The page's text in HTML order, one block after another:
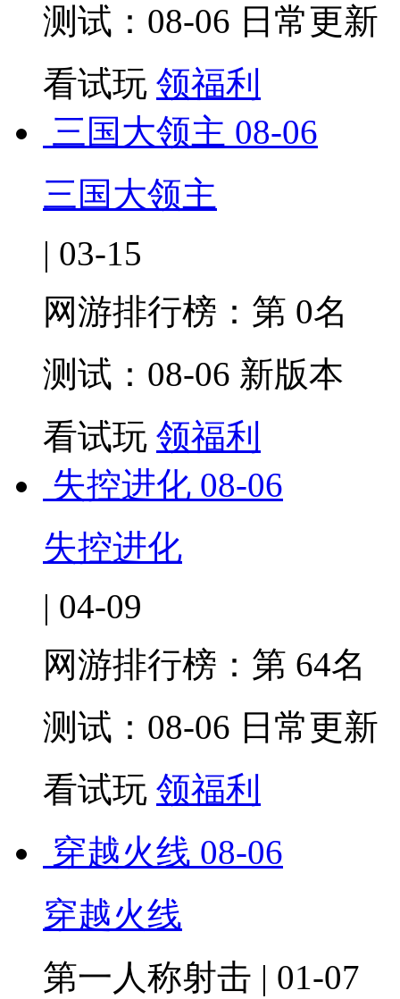
测试：08-06 日常更新
看试玩 领福利
三国大领主 08-06
三国大领主
| 03-15
网游排行榜： 第 0名
测试：08-06 新版本
看试玩 领福利
失控进化 08-06
失控进化
| 04-09
网游排行榜： 第 64名
测试：08-06 日常更新
看试玩 领福利
穿越火线 08-06
穿越火线
第一人称射击 | 01-07